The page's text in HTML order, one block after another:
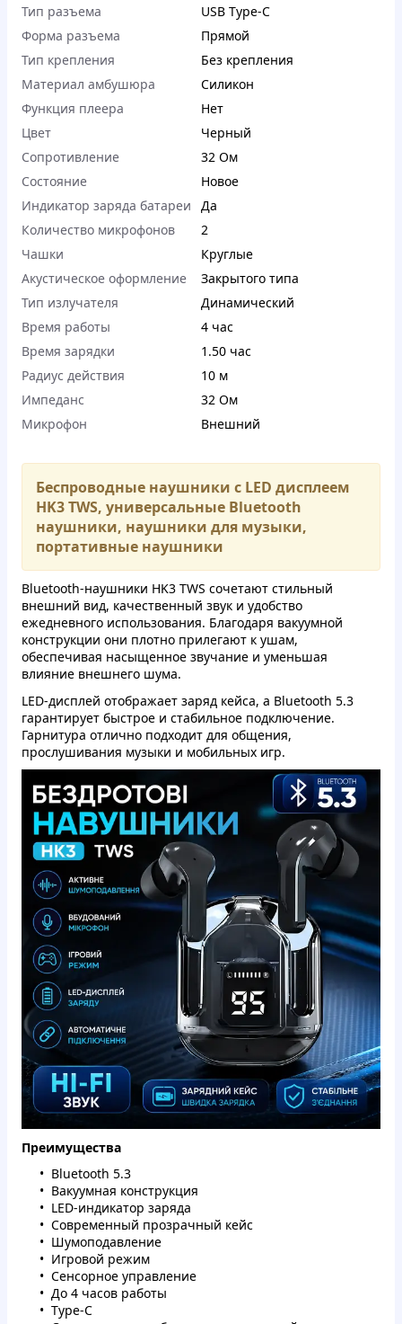
Тип разъема
USB Type-C
Форма разъема
Прямой
Тип крепления
Без крепления
Материал амбушюра
Силикон
Функция плеера
Нет
Цвет
Черный
Сопротивление
32 Ом
Состояние
Новое
Индикатор заряда батареи
Да
Количество микрофонов
2
Чашки
Круглые
Акустическое оформление
Закрытого типа
Тип излучателя
Динамический
Время работы
4 час
Время зарядки
1.50 час
Радиус действия
10 м
Импеданс
32 Ом
Микрофон
Внешний
Беспроводные наушники с LED дисплеем
HK3 TWS, универсальные Bluetooth
наушники, наушники для музыки,
портативные наушники
Bluetooth-наушники HK3 TWS сочетают стильный
внешний вид, качественный звук и удобство
ежедневного использования. Благодаря вакуумной
конструкции они плотно прилегают к ушам,
обеспечивая насыщенное звучание и уменьшая
влияние внешнего шума.
LED-дисплей отображает заряд кейса, а Bluetooth 5.3
гарантирует быстрое и стабильное подключение.
Гарнитура отлично подходит для общения,
прослушивания музыки и мобильных игр.
Преимущества
Bluetooth 5.3
Вакуумная конструкция
LED-индикатор заряда
Современный прозрачный кейс
Шумоподавление
Игровой режим
Сенсорное управление
До 4 часов работы
Type-C